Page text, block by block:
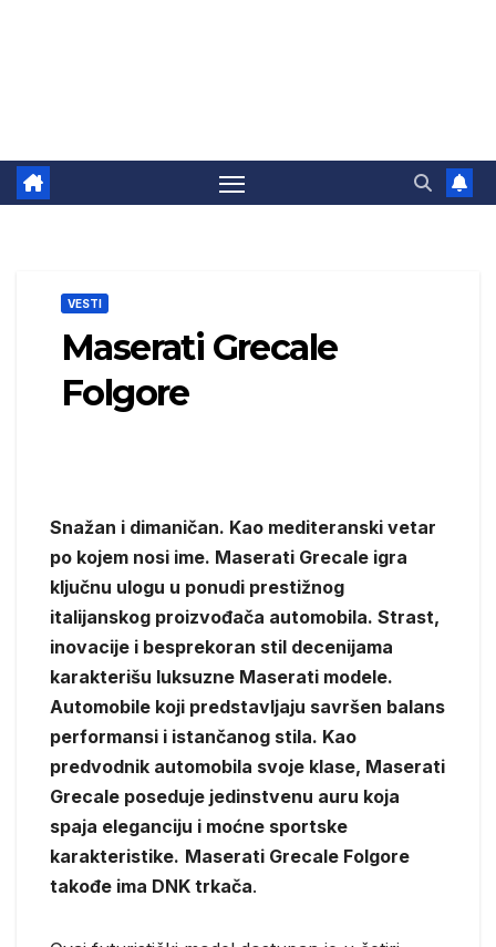
VESTI
Maserati Grecale
Folgore
Snažan i dimaničan. Kao mediteranski vetar
po kojem nosi ime. Maserati Grecale igra
ključnu ulogu u ponudi prestižnog
italijanskog proizvođača automobila. Strast,
inovacije i besprekoran stil decenijama
karakterišu luksuzne Maserati modele.
Automobile koji predstavljaju savršen balans
performansi i istančanog stila. Kao
predvodnik automobila svoje klase, Maserati
Grecale poseduje jedinstvenu auru koja
spaja eleganciju i moćne sportske
karakteristike. Maserati Grecale Folgore
takođe ima DNK trkača.